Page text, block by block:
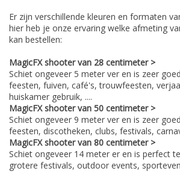
Er zijn verschillende kleuren en formaten
hier heb je onze ervaring welke afmeting
kan bestellen:
MagicFX shooter van 28 centimeter >
Schiet ongeveer 5 meter ver en is zeer
feesten, fuiven, café's, trouwfeesten,
huiskamer gebruik, ....
MagicFX shooter van 50 centimeter >
Schiet ongeveer 9 meter ver en is zeer
feesten, discotheken, clubs, festivals,
MagicFX shooter van 80 centimeter >
Schiet ongeveer 14 meter er en is perfect
grotere festivals, outdoor events,